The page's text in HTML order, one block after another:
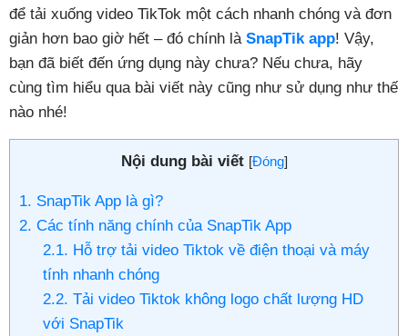
để tải xuống video TikTok một cách nhanh chóng và đơn
giản hơn bao giờ hết – đó chính là SnapTik app! Vậy,
bạn đã biết đến ứng dụng này chưa? Nếu chưa, hãy
cùng tìm hiểu qua bài viết này cũng như sử dụng như thế
nào nhé!
Nội dung bài viết [Đóng]
1. SnapTik App là gì?
2. Các tính năng chính của SnapTik App
2.1. Hỗ trợ tải video Tiktok về điện thoại và máy
tính nhanh chóng
2.2. Tải video Tiktok không logo chất lượng HD
với SnapTik